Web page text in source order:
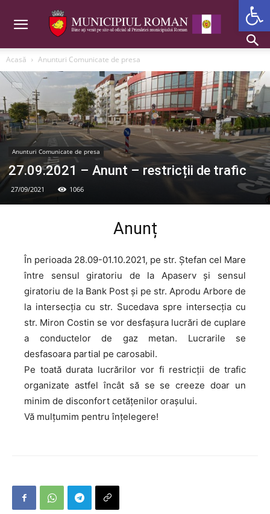
Acasă Anunturi Comunicate de presa
Anunturi Comunicate de presa
27.09.2021 – Anunt – restricții de trafic
27/09/2021 1066
Anunț
În perioada 28.09-01.10.2021, pe str. Ștefan cel Mare
între sensul giratoriu de la Apaserv și sensul
giratoriu de la Bank Post și pe str. Aprodu Arbore de
la intersecția cu str. Sucedava spre intersecția cu
str. Miron Costin se vor desfașura lucrări de cuplare
a conductelor de gaz metan. Lucrarile se
desfasoara partial pe carosabil.
Pe toată durata lucrărilor vor fi restricții de trafic
organizate astfel încât să se se creeze doar un
minim de disconfort cetățenilor orașului.
Vă mulțumim pentru înțelegere!